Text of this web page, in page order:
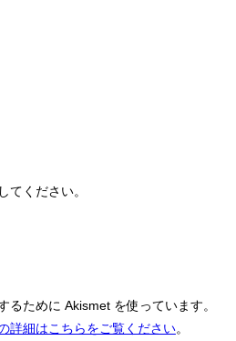
てください。
るために Akismet を使っています。
詳細はこちらをご覧ください。